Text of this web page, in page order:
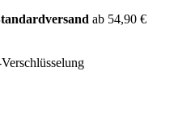
ab 54,90 €